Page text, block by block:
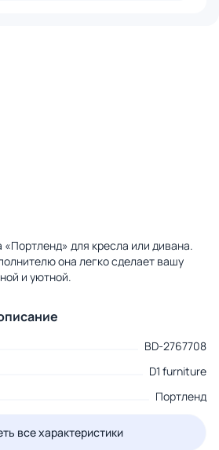
для кресла или дивана.
она легко сделает вашу
и уютной.
BD-2767708
D1 furniture
Портленд
все характеристики